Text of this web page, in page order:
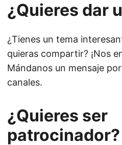
¿Quieres dar
¿Tienes un tema
quieras compartir? ¡Nos
Mándanos un mensaje
canales.
¿Quieres ser
patrocinador?